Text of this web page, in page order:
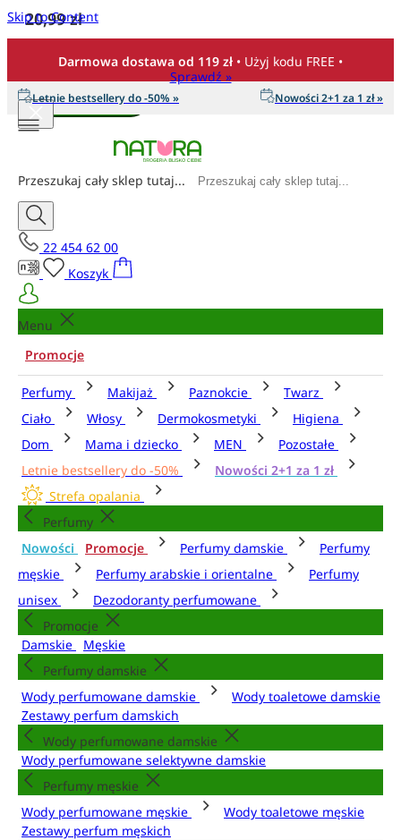
Skip to Content
Darmowa dostawa od 119 zł • Użyj kodu FREE •
Sprawdź »
Letnie bestsellery do -50% » Nowości 2+1 za 1 zł »
Przeszukaj cały sklep tutaj...
22 454 62 00
Koszyk
Menu
Promocje
Perfumy Makijaż Paznokcie
Twarz
Ciało
Włosy Dermokosmetyki
Higiena
Dom
Mama i dziecko MEN
Pozostałe
Letnie bestsellery do -50%
Nowości 2+1 za 1 zł
Strefa opalania
Perfumy
Nowości
Promocje Perfumy damskie
Perfumy
męskie
Perfumy arabskie i orientalne
Perfumy
unisex
Dezodoranty perfumowane
Promocje
Damskie
Męskie
Perfumy damskie
Wody perfumowane damskie
Wody toaletowe damskie
Zestawy perfum damskich
Wody perfumowane damskie
Wody perfumowane selektywne damskie
Perfumy męskie
Wody perfumowane męskie
Wody toaletowe męskie
Zestawy perfum męskich
20,99 zł
Dodaj do koszyka